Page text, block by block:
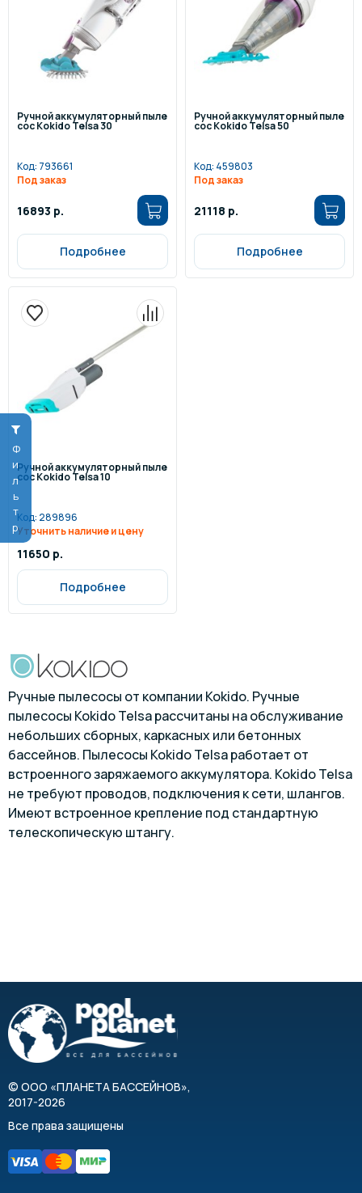
Фильтр
Ручной аккумуляторный пыле
сос Kokido Telsa 30
Код: 793661
Под заказ
16893 р.
Подробнее
Ручной аккумуляторный пыле
сос Kokido Telsa 50
Код: 459803
Под заказ
21118 р.
Подробнее
Ручной аккумуляторный пыле
сос Kokido Telsa 10
Код: 289896
Уточнить наличие и цену
11650 р.
Подробнее
Ручные пылесосы от компании Kokido. Ручные
пылесосы Kokido Telsa рассчитаны на обслуживание
небольших сборных, каркасных или бетонных
бассейнов. Пылесосы Kokido Telsa работает от
встроенного заряжаемого аккумулятора. Kokido Telsa
не требуют проводов, подключения к сети, шлангов.
Имеют встроенное крепление под стандартную
телескопическую штангу.
© ООО «ПЛАНЕТА БАССЕЙНОВ»,
2017-2026
Все права защищены